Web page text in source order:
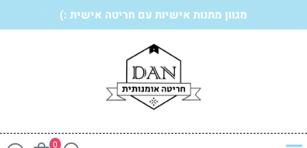
מגוון מתנות אישיות עם חריטה אישית :)
0